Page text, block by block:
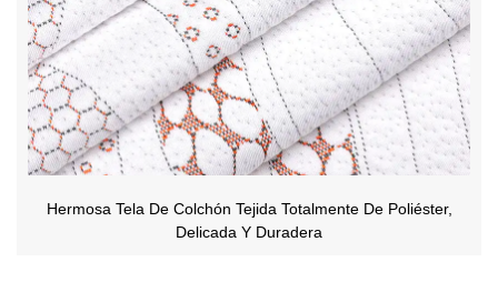
Hermosa Tela De Colchón Tejida Totalmente De Poliéster,
Delicada Y Duradera